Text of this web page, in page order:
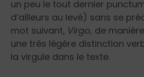
un peu le tout dernier
d’ailleurs au levé) sans se
mot suivant, Virgo, de
une très légère distinction
la virgule dans le texte.